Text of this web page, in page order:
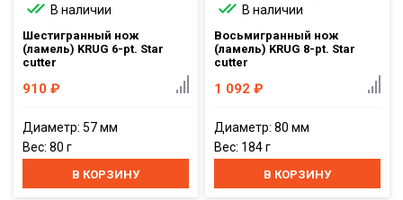
В наличии
Шестигранный нож
(ламель) KRUG 6-pt. Star
cutter
910 ₽
Диаметр: 57 мм
Вес: 80 г
В КОРЗИНУ
В наличии
Восьмигранный нож
(ламель) KRUG 8-pt. Star
cutter
1 092₽
Диаметр: 80 мм
Вес: 184 г
В КОРЗИНУ